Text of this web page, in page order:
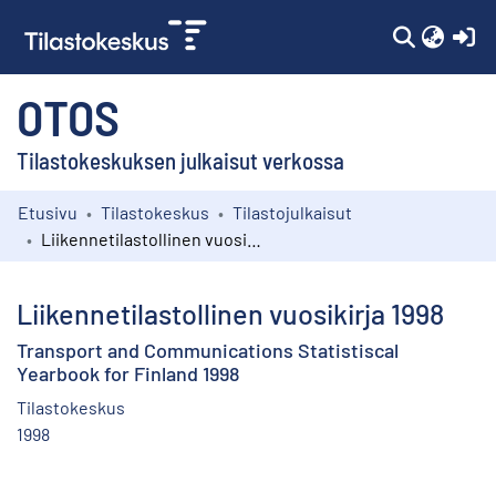
OTOS
Tilastokeskuksen julkaisut verkossa
Kokoelmat
Etusivu Tilastokeskus
Tilastojulkaisut
Liikennetilastollinen vuosikirja 1998
Transport and Communications Statistiscal
Yearbook for Finland 1998
Tilastokeskus
1998